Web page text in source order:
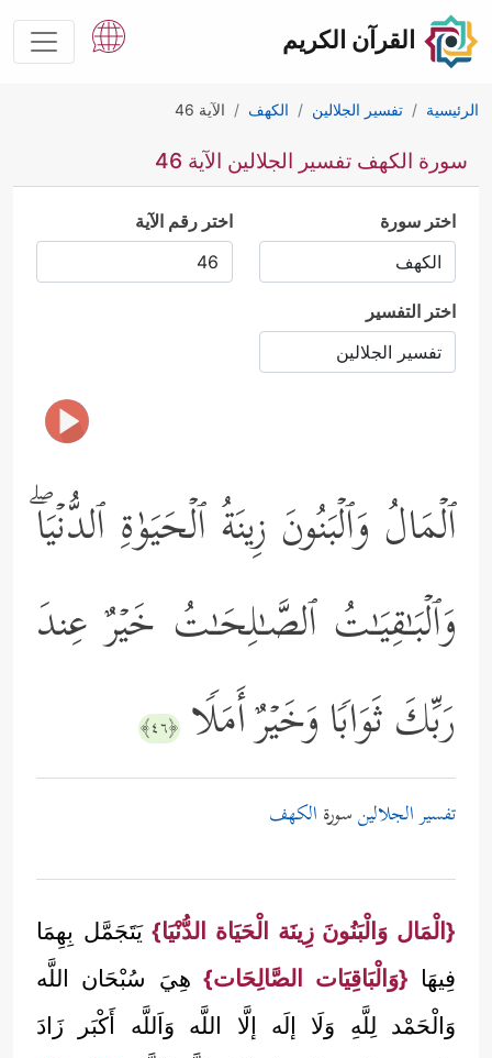
القرآن الكريم
الرئيسية تفسير الجلالين الكهف الآية 46
سورة الكهف تفسير الجلالين الآية 46
اختر سورة اختر رقم الآية
اختر التفسير
ٱلۡمَالُ وَٱلۡبَنُونَ زِینَةُ ٱلۡحَیَوٰةِ ٱلدُّنۡیَاۖ
وَٱلۡبَـٰقِیَـٰتُ ٱلصَّـٰلِحَـٰتُ خَیۡرٌ عِندَ
رَبِّكَ ثَوَابࣰا وَخَیۡرٌ أَمَلࣰا ﴿٤٦﴾
تفسير الجلالينسورة الكهف
{الْمَال وَالْبَنُونَ زِينَة الْحَيَاة الدُّنْيَا}يَتَجَمَّل بِهِمَا
فِيهَا {وَالْبَاقِيَات الصَّالِحَات}هِيَ سُبْحَان اللَّه
وَالْحَمْد لِلَّهِ وَلَا إلَه إلَّا اللَّه وَاَللَّه أَكْبَر زَادَ